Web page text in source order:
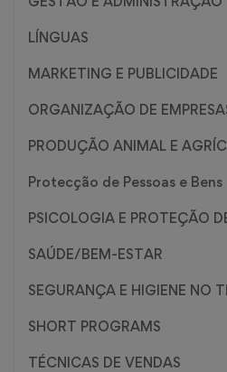
LÍNGUAS
MARKETING E PUBLICIDADE
ORGANIZAÇÃO DE
PRODUÇÃO ANIMAL E
Protecção de Pessoas e Bens
PSICOLOGIA E PROTEÇÃO
SAÚDE/BEM-ESTAR
SEGURANÇA E HIGIENE NO
SHORT PROGRAMS
TÉCNICAS DE VENDAS